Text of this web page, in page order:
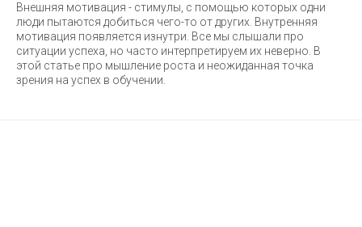
Внешняя мотивация - стимулы, с помощью которых одни
люди пытаются добиться чего-то от других. Внутренняя
мотивация появляется изнутри. Все мы слышали про
ситуации успеха, но часто интерпретируем их неверно. В
этой статье про мышление роста и неожиданная точка
зрения на успех в обучении.